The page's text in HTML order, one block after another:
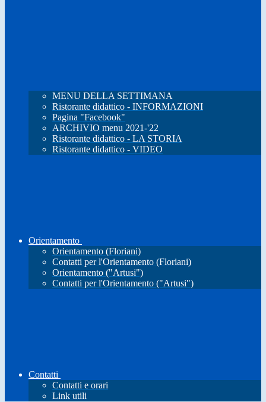
MENU DELLA SETTIMANA
Ristorante didattico - INFORMAZIONI
Pagina "Facebook"
ARCHIVIO menu 2021-'22
Ristorante didattico - LA STORIA
Ristorante didattico - VIDEO
Orientamento
Orientamento (Floriani)
Contatti per l'Orientamento (Floriani)
Orientamento ("Artusi")
Contatti per l'Orientamento ("Artusi")
Contatti
Contatti e orari
Link utili